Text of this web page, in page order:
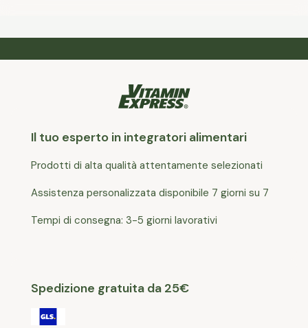
Il tuo esperto in integratori alimentari
Prodotti di alta qualità attentamente selezionati
Assistenza personalizzata disponibile 7 giorni su 7
Tempi di consegna: 3-5 giorni lavorativi
Spedizione gratuita da 25€